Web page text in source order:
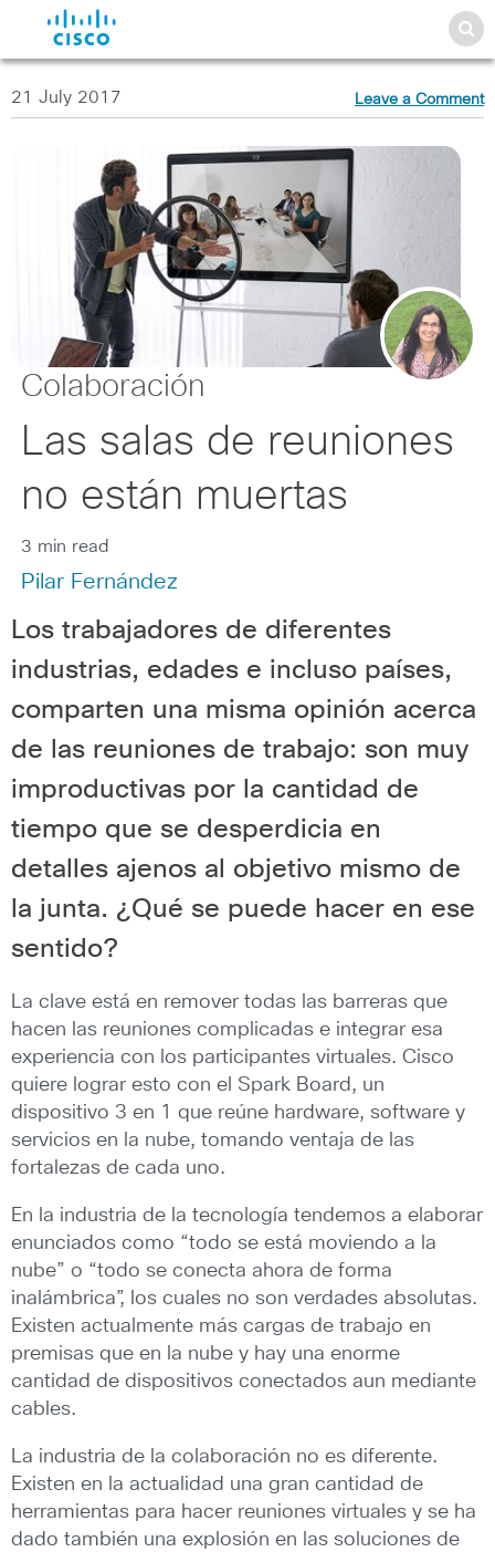
21 July 2017 Leave a Comment
Colaboración
Las salas de reuniones
no están muertas
3 min read
Pilar Fernández
Los trabajadores de diferentes
industrias, edades e incluso países,
comparten una misma opinión acerca
de las reuniones de trabajo: son muy
improductivas por la cantidad de
tiempo que se desperdicia en
detalles ajenos al objetivo mismo de
la junta. ¿Qué se puede hacer en ese
sentido?
La clave está en remover todas las barreras que
hacen las reuniones complicadas e integrar esa
experiencia con los participantes virtuales. Cisco
quiere lograr esto con el Spark Board, un
dispositivo 3 en 1 que reúne hardware, software y
servicios en la nube, tomando ventaja de las
fortalezas de cada uno.
En la industria de la tecnología tendemos a elaborar
enunciados como “todo se está moviendo a la
nube” o “todo se conecta ahora de forma
inalámbrica”, los cuales no son verdades absolutas.
Existen actualmente más cargas de trabajo en
premisas que en la nube y hay una enorme
cantidad de dispositivos conectados aun mediante
cables.
La industria de la colaboración no es diferente.
Existen en la actualidad una gran cantidad de
herramientas para hacer reuniones virtuales y se ha
dado también una explosión en las soluciones de